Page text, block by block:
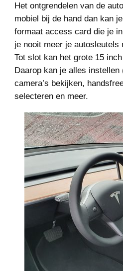
Het ontgrendelen van de
mobiel bij de hand dan kan
formaat access card die je
je nooit meer je autosleutels
Tot slot kan het grote 15
Daarop kan je alles
camera’s bekijken,
selecteren en meer.